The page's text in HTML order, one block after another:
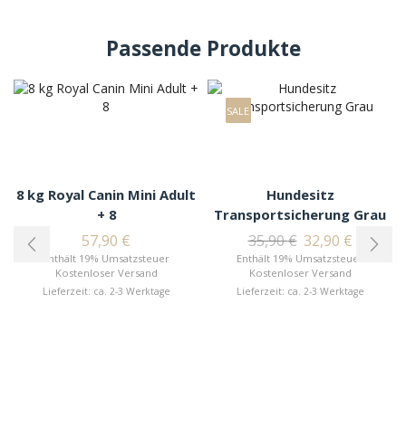
Passende Produkte
8 kg Royal Canin Mini Adult
+ 8
57,90 €
Enthält 19% Umsatzsteuer
Kostenloser Versand
Lieferzeit: ca. 2-3 Werktage
SALE
Hundesitz
Transportsicherung Grau
35,90€ 32,90 €
Enthält 19% Umsatzsteuer
Kostenloser Versand
Lieferzeit: ca. 2-3 Werktage